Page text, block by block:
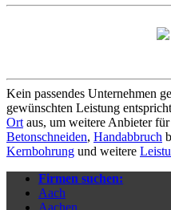
Kein passendes Unternehmen
gewünschten Leistung
Ort aus, um weitere Anbieter für
Betonschneiden, Handabbruch
Kernbohrung und weitere
Firmen suchen:
Aach